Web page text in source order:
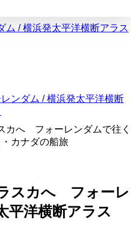
ム / 横浜発太平洋横断アラス
ンダム / 横浜発太平洋横断
カへ フォーレンダムで往く
カナダの船旅
スカへ フォーレ
平洋横断アラス